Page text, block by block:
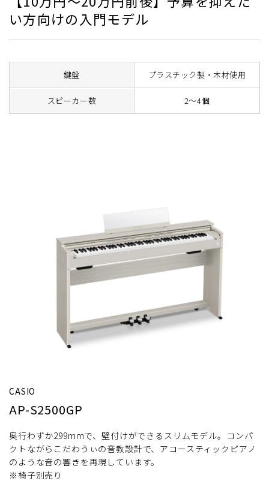
い方向けの入門モデル
鍵盤 プラスチック製・木材使用
スピーカー数 2～4個
CASIO
AP-S2500GP
奥行わずか299mmで、壁付けができるスリムモデル。コンパ
クトながらこだわうぃの音教設計で、アコースティックピアノ
のような音の響きを再現しています。
※椅子別売り